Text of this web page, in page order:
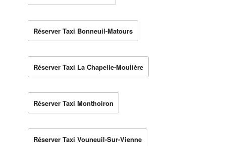
Réserver Taxi Bonneuil-Matours
Réserver Taxi La Chapelle-Moulière
Réserver Taxi Monthoiron
Réserver Taxi Vouneuil-Sur-Vienne